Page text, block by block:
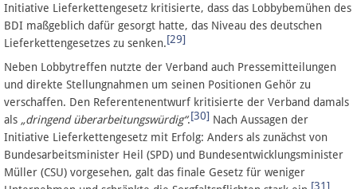
Initiative Lieferkettengesetz kritisierte, dass das Lobbybemühen des
BDI maßgeblich dafür gesorgt hatte, das Niveau des deutschen
Lieferkettengesetzes zu senken.[29]
Neben Lobbytreffen nutzte der Verband auch Pressemitteilungen
und direkte Stellungnahmen um seinen Positionen Gehör zu
verschaffen. Den Referentenentwurf kritisierte der Verband damals
als „dringend überarbeitungswürdig“.[30] Nach Aussagen der
Initiative Lieferkettengesetz mit Erfolg: Anders als zunächst von
Bundesarbeitsminister Heil (SPD) und Bundesentwicklungsminister
Müller (CSU) vorgesehen, galt das finale Gesetz für weniger
[31]